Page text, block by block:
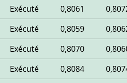
Exécuté 0,8061
Exécuté 0,8059
Exécuté 0,8070
Exécuté 0,8084